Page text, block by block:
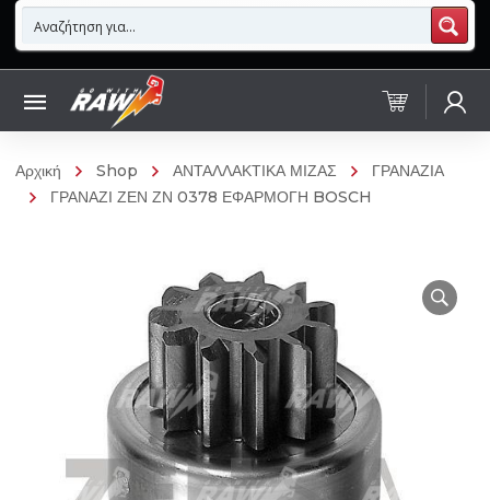
Αρχική Shop ΑΝΤΑΛΛΑΚΤΙΚΑ ΜΙΖΑΣ
ΓΡΑΝΑΖΙΑ
ΓΡΑΝΑΖΙ ΖΕΝ ΖΝ 0378 ΕΦΑΡΜΟΓΗ BOSCH